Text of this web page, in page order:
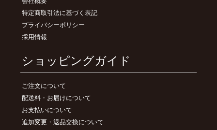
特定商取引法に基づく表記
プライバシーポリシー
採用情報
ショッピングガイド
ご注文について
配送料・お届けについて
お支払いについて
追加変更・返品交換について